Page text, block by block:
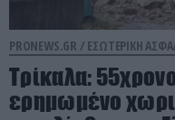
PRONEWS.GR / ΕΣΩΤΕΡΙΚΗ
Τρίκαλα:
ερημωμένο